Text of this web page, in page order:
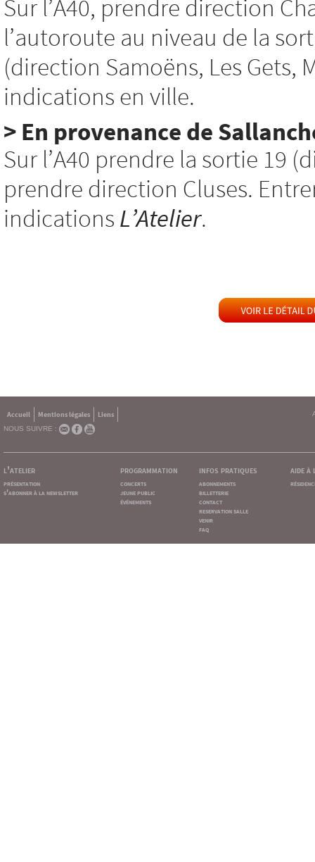
Sur l’A40, prendre direction
l’autoroute au niveau de la
(direction Samoëns, Les Gets,
indications en ville.
> En provenance de
Sur l’A40 prendre la sortie 19
prendre direction Cluses.
indications L’Atelier.
Accueil Mentions légales
Liens
NOUS SUIVRE :
l'atelier
présentation
s'abonner à la newsletter
programmation
concerts
jeune public
événements
infos pratiques
abonnements
billetterie
contact
reservation salle
venir
faq
aide